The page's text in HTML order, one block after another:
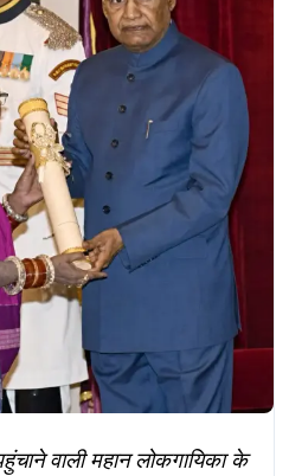
वाली महान लोकगायिका के